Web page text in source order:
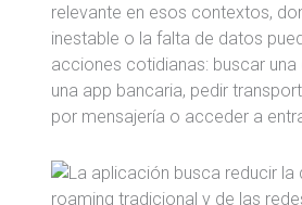
relevante en esos contextos,
inestable o la falta de datos
acciones cotidianas: buscar una
una app bancaria, pedir
por mensajería o acceder a